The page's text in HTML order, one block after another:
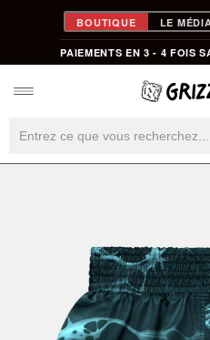
BOUTIQUE LE
PAIEMENTS EN 3 - 4 FOIS